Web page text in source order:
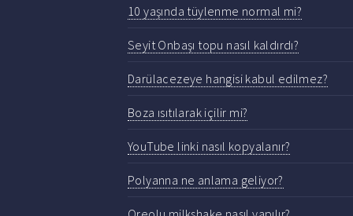
10 yaşında tüylenme normal mi?
Seyit Onbaşı topu nasıl kaldırdı?
Darülacezeye hangisi kabul edilmez?
Boza ısıtılarak içilir mi?
YouTube linki nasıl kopyalanır?
Polyanna ne anlama geliyor?